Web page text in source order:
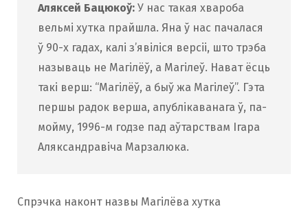
Аляксей Бацюкоў: У нас такая хвароба
вельмі хутка прайшла. Яна ў нас пачалася
ў 90-х гадах, калі з’явіліся версіі, што трэба
называць не Магілёў, а Магілеў. Нават ёсць
такі верш: “Магілёў, а быў жа Магілеў”. Гэта
першы радок верша, апублікаванага ў, па-
мойму, 1996-м годзе пад аўтарствам Ігара
Аляксандравіча Марзалюка.
Спрэчка наконт назвы Магілёва хутка